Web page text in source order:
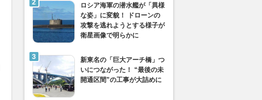
ロシア海軍の潜水艦が「異様
な姿」に変貌！ ドローンの
攻撃を逃れようとする様子が
衛星画像で明らかに
新東名の「巨大アーチ橋」つ
いにつながった！ “最後の未
開通区間”の工事が大詰めに